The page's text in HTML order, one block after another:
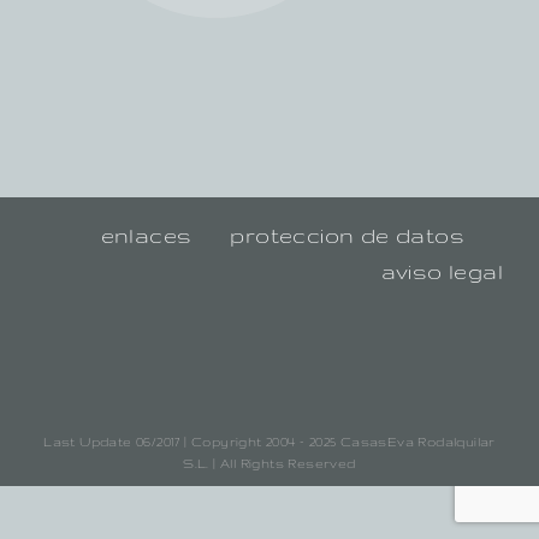
enlaces
proteccion de datos
aviso legal
Last Update 06/2017 | Copyright 2004 - 2025 CasasEva Rodalquilar
S.L. | All Rights Reserved